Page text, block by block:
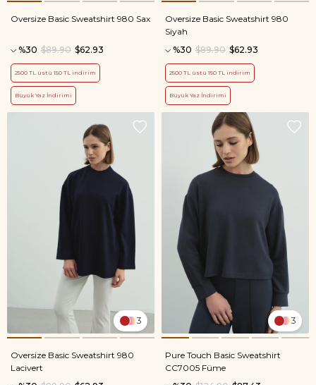
Oversize Basic Sweatshirt 980 Sax
%30 $62.93
$89.90
2500 TL üstü 150 TL indirim
Büyük Yaz İndirimi
Oversize Basic Sweatshirt 980
Siyah
%30
$62.93
$89.90
2500 TL üstü 150 TL indirim
Büyük Yaz İndirimi
3
Oversize Basic Sweatshirt 980
Lacivert
3
Pure Touch Basic Sweatshirt
CC7005 Füme